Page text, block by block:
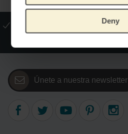
Deny
La tienda oficial del Museo Van Gogh
Únete a nuestra newsletter